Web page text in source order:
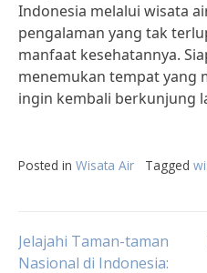
Indonesia melalui wisata
pengalaman yang tak
manfaat kesehatannya.
menemukan tempat yang
ingin kembali berkunjung
Posted in Wisata Air Tagged
Post
Jelajahi Taman-taman
Nasional di Indonesia: